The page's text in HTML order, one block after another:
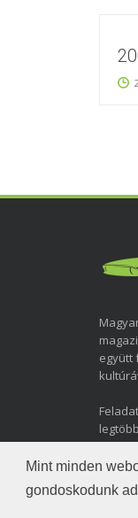
Mint minden
gondoskodunk
együtt